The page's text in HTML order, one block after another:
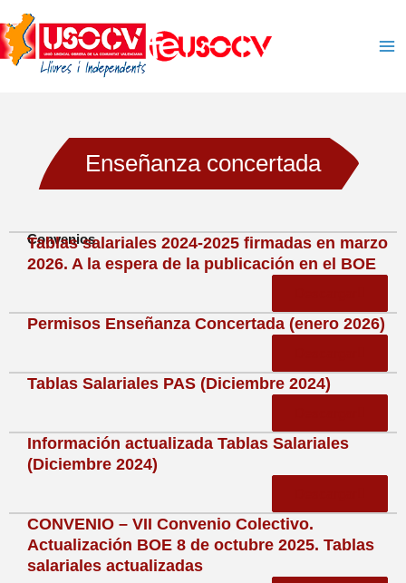
al
contenido
Enseñanza concertada
Convenios
Tablas salariales 2024-2025 firmadas en marzo
2026. A la espera de la publicación en el BOE
Permisos Enseñanza Concertada (enero 2026)
Tablas Salariales PAS (Diciembre 2024)
Información actualizada Tablas Salariales
(Diciembre 2024)
CONVENIO – VII Convenio Colectivo.
Actualización BOE 8 de octubre 2025. Tablas
salariales actualizadas